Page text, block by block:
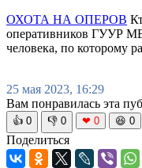
ОХОТА НА ОПЕРОВ
оперативников ГУУР
человека, по которому
25 мая 2023, 16:29
Вам понравилась эта
👍 0 👎 0 ❤ 0 😆 0
Поделиться